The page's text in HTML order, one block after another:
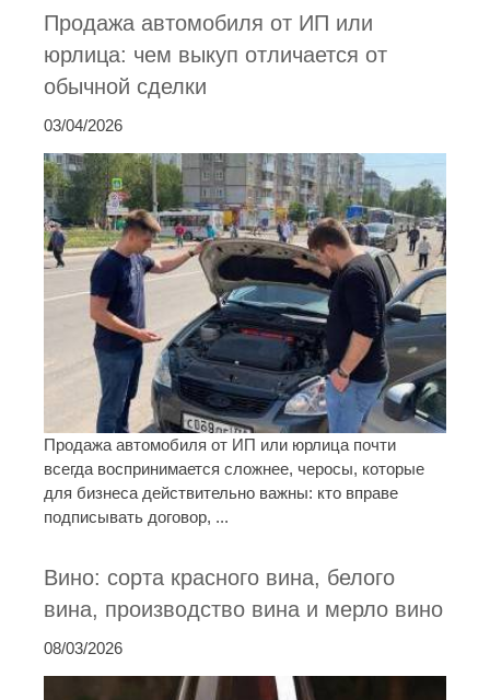
Продажа автомобиля от ИП или
юрлица: чем выкуп отличается от
обычной сделки
03/04/2026
Продажа автомобиля от ИП или юрлица почти
всегда воспринимается сложнее, черосы, которые
для бизнеса действительно важны: кто вправе
подписывать договор, ...
Вино: сорта красного вина, белого
вина, производство вина и мерло вино
08/03/2026